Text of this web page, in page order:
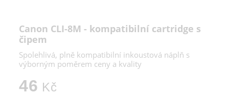
Canon CLI-8M - kompatibilní cartridge s
čipem
Spolehlivá, plně kompatibilní inkoustová náplň s
výborným poměrem ceny a kvality
46 Kč